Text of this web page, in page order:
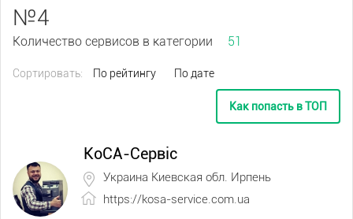
№4
Количество сервисов в категории 51
Сортировать: По рейтингу По дате
Как попасть в ТОП
КоСА-Сервіс
Украина Киевская обл. Ирпень
https://kosa-service.com.ua